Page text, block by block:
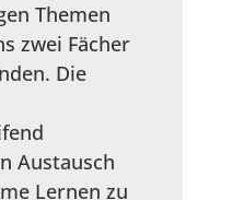
Themen
zwei Fächer
Die
Austausch
Lernen zu